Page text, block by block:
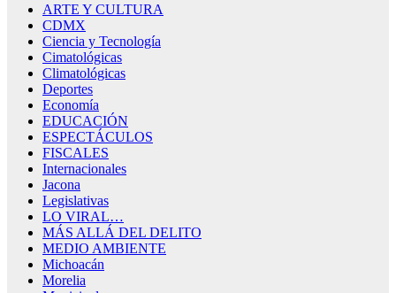
ARTE Y CULTURA
CDMX
Ciencia y Tecnología
Cimatológicas
Climatológicas
Deportes
Economía
EDUCACIÓN
ESPECTÁCULOS
FISCALES
Internacionales
Jacona
Legislativas
LO VIRAL…
MÁS ALLÁ DEL DELITO
MEDIO AMBIENTE
Michoacán
Morelia